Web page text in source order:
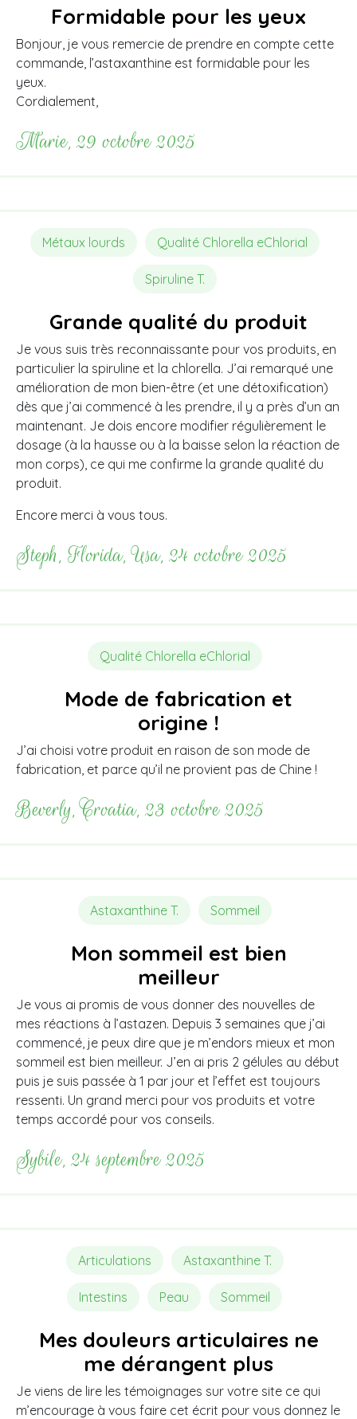
Formidable pour les yeux
Bonjour, je vous remercie de prendre en compte cette
commande, l’astaxanthine est formidable pour les
yeux.
Cordialement,
Marie, 29 octobre 2025
Métaux lourds Qualité Chlorella eChlorial
Spiruline T.
Grande qualité du produit
Je vous suis très reconnaissante pour vos produits, en
particulier la spiruline et la chlorella. J’ai remarqué une
amélioration de mon bien-être (et une détoxification)
dès que j’ai commencé à les prendre, il y a près d’un an
maintenant. Je dois encore modifier régulièrement le
dosage (à la hausse ou à la baisse selon la réaction de
mon corps), ce qui me confirme la grande qualité du
produit.
Encore merci à vous tous.
Steph, Florida, Usa, 24 octobre 2025
Qualité Chlorella eChlorial
Mode de fabrication et
origine !
J’ai choisi votre produit en raison de son mode de
fabrication, et parce qu’il ne provient pas de Chine !
Beverly, Croatia, 23 octobre 2025
Astaxanthine T. Sommeil
Mon sommeil est bien
meilleur
Je vous ai promis de vous donner des nouvelles de
mes réactions à l’astazen. Depuis 3 semaines que j’ai
commencé, je peux dire que je m’endors mieux et mon
sommeil est bien meilleur. J’en ai pris 2 gélules au début
puis je suis passée à 1 par jour et l’effet est toujours
ressenti. Un grand merci pour vos produits et votre
temps accordé pour vos conseils.
Sybile, 24 septembre 2025
Articulations Astaxanthine T.
Intestins Peau Sommeil
Mes douleurs articulaires ne
me dérangent plus
Je viens de lire les témoignages sur votre site ce qui
m’encourage à vous faire cet écrit pour vous donnez le